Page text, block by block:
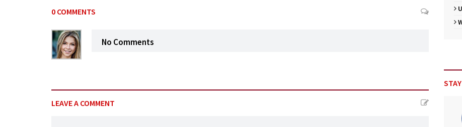
0 COMMENTS
No Comments
LEAVE A COMMENT